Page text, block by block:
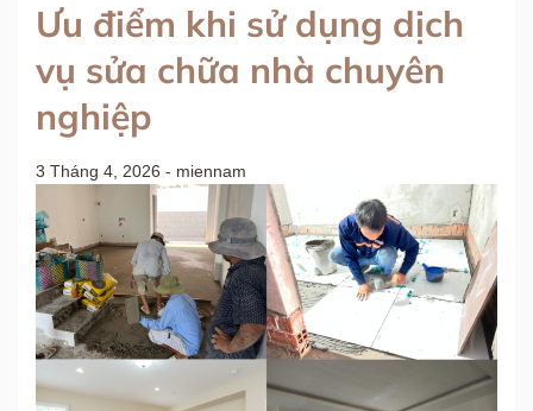
Ưu điểm khi sử dụng dịch
vụ sửa chữa nhà chuyên
nghiệp
3 Tháng 4, 2026 - miennam